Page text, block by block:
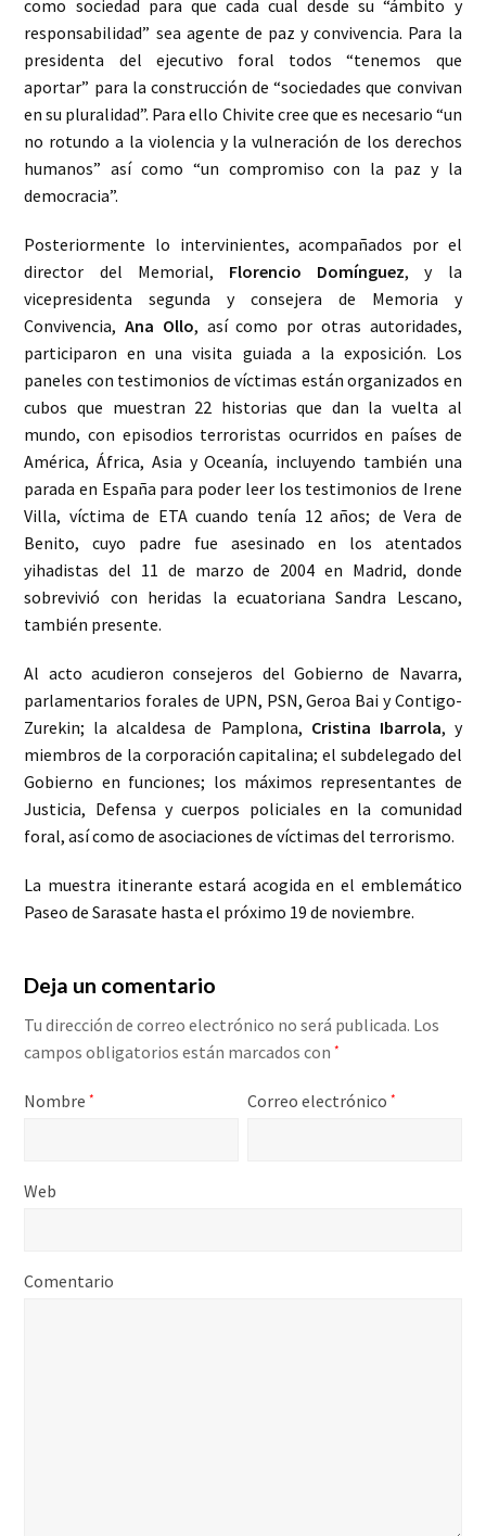
como sociedad para que cada cual desde su “ámbito y
responsabilidad” sea agente de paz y convivencia. Para la
presidenta del ejecutivo foral todos “tenemos que
aportar” para la construcción de “sociedades que convivan
en su pluralidad”. Para ello Chivite cree que es necesario “un
no rotundo a la violencia y la vulneración de los derechos
humanos” así como “un compromiso con la paz y la
democracia”.
Posteriormente lo intervinientes, acompañados por el
director del Memorial, Florencio Domínguez, y la
vicepresidenta segunda y consejera de Memoria y
Convivencia,Ana Ollo, así como por otras autoridades,
participaron en una visita guiada a la exposición. Los
paneles con testimonios de víctimas están organizados en
cubos que muestran 22 historias que dan la vuelta al
mundo, con episodios terroristas ocurridos en países de
América, África, Asia y Oceanía, incluyendo también una
parada en España para poder leer los testimonios de Irene
Villa, víctima de ETA cuando tenía 12 años; de Vera de
Benito, cuyo padre fue asesinado en los atentados
yihadistas del 11 de marzo de 2004 en Madrid, donde
sobrevivió con heridas la ecuatoriana Sandra Lescano,
también presente.
Al acto acudieron consejeros del Gobierno de Navarra,
parlamentarios forales de UPN, PSN, Geroa Bai y Contigo-
Zurekin; la alcaldesa de Pamplona, Cristina Ibarrola, y
miembros de la corporación capitalina; el subdelegado del
Gobierno en funciones; los máximos representantes de
Justicia, Defensa y cuerpos policiales en la comunidad
foral, así como de asociaciones de víctimas del terrorismo.
La muestra itinerante estará acogida en el emblemático
Paseo de Sarasate hasta el próximo 19 de noviembre.
Deja un comentario
Tu dirección de correo electrónico no será publicada. Los
campos obligatorios están marcados con*
Nombre* Correo electrónico*
Web
Comentario